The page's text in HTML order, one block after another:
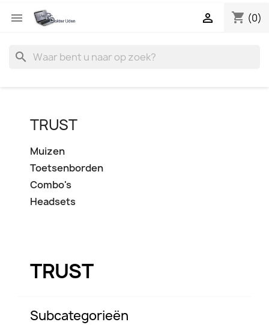
 shopping_cart (0)

search
TRUST
Muizen
Toetsenborden
Combo's
Headsets
TRUST
Subcategorieën